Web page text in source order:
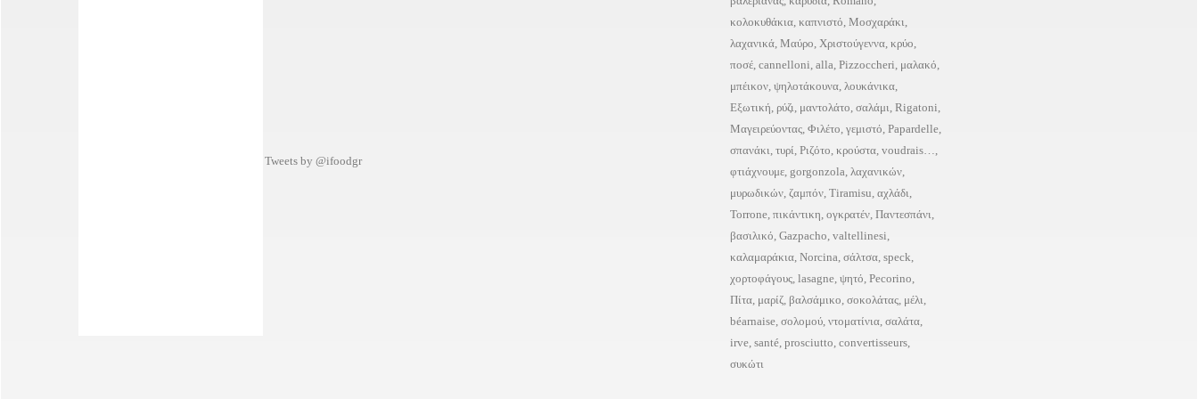
Tweets by @ifoodgr
κολοκυθάκια, καπνιστό, Μοσχαράκι,
λαχανικά, Μαύρο, Χριστούγεννα, κρύο,
ποσέ, cannelloni, alla, Pizzoccheri, μαλακό,
μπέικον, ψηλοτάκουνα, λουκάνικα,
Εξωτική, ρύζι, μαντολάτο, σαλάμι, Rigatoni,
Μαγειρεύοντας, Φιλέτο, γεμιστό, Papardelle,
σπανάκι, τυρί, Ριζότο, κρούστα, voudrais…,
φτιάχνουμε, gorgonzola, λαχανικών,
μυρωδικών, ζαμπόν, Tiramisu, αχλάδι,
Torrone, πικάντικη, ογκρατέν, Παντεσπάνι,
βασιλικό, Gazpacho, valtellinesi,
καλαμαράκια, Norcina, σάλτσα, speck,
χορτοφάγους, lasagne, ψητό, Pecorino,
Πίτα, μαρίζ, βαλσάμικο, σοκολάτας, μέλι,
béarnaise, σολομού, ντοματίνια, σαλάτα,
irve, santé, prosciutto, convertisseurs,
συκώτι